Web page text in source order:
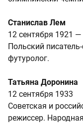
Станислав Лем
12 сентября 1921
Польский
футуролог.
Татьяна Доронина
12 сентября 1933
Советская и
режиссер.